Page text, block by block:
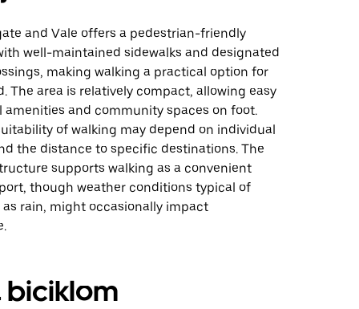
and Vale offers a pedestrian-friendly
well-maintained sidewalks and designated
making walking a practical option for
The area is relatively compact, allowing easy
amenities and community spaces on foot.
of walking may depend on individual
the distance to specific destinations. The
supports walking as a convenient
though weather conditions typical of
rain, might occasionally impact
biciklom